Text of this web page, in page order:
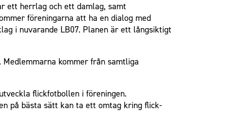
ett herrlag och ett damlag, samt
föreningarna att ha en dialog med
i nuvarande LB07. Planen är ett långsiktigt
kommer från samtliga
flickfotbollen i föreningen.
på bästa sätt kan ta ett omtag kring flick-